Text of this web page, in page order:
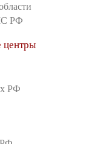
РФ
центры
РФ